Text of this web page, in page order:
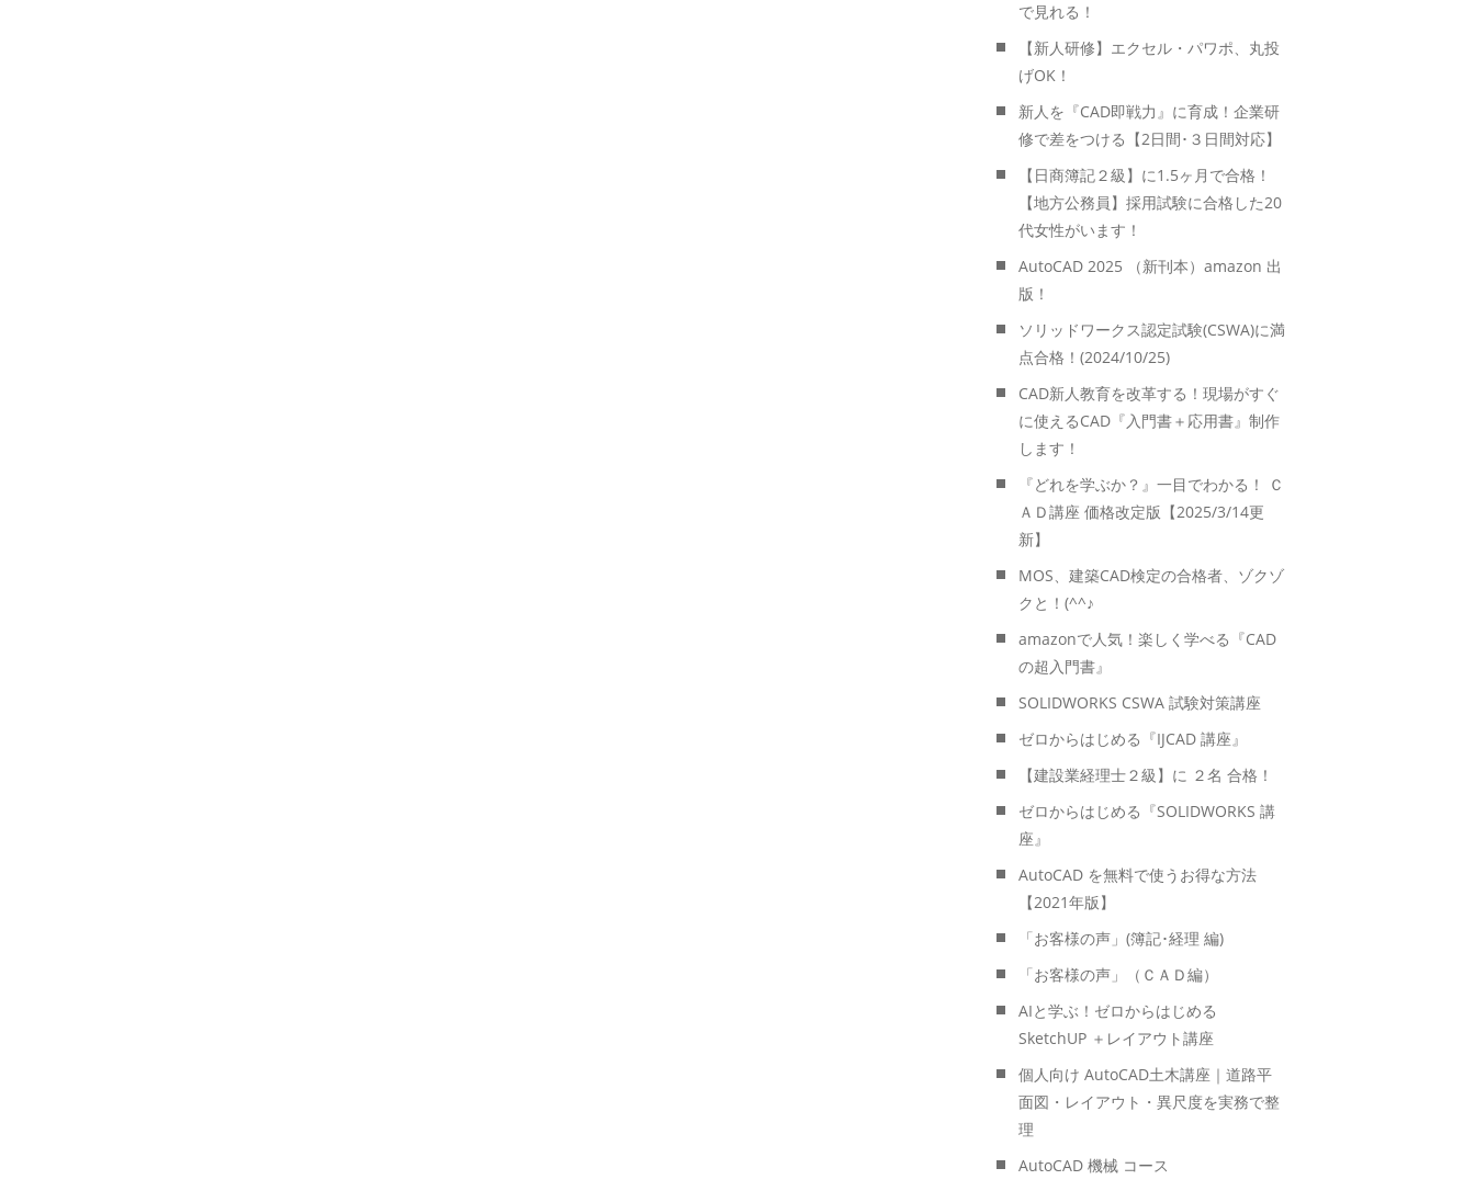
で見れる！
【新人研修】エクセル・パワポ、丸投
げOK！
新人を『CAD即戦力』に育成！企業研
修で差をつける【2日間･３日間対応】
【日商簿記２級】に1.5ヶ月で合格！
【地方公務員】採用試験に合格した20
代女性がいます！
AutoCAD 2025 （新刊本）amazon 出
版！
ソリッドワークス認定試験(CSWA)に満
点合格！(2024/10/25)
CAD新人教育を改革する！現場がすぐ
に使えるCAD『入門書＋応用書』制作
します！
『どれを学ぶか？』一目でわかる！ Ｃ
ＡＤ講座 価格改定版【2025/3/14更
新】
MOS、建築CAD検定の合格者、ゾクゾ
クと！(^^♪
amazonで人気！楽しく学べる『CAD
の超入門書』
SOLIDWORKS CSWA 試験対策講座
ゼロからはじめる『IJCAD 講座』
【建設業経理士２級】に ２名 合格！
ゼロからはじめる『SOLIDWORKS 講
座』
AutoCAD を無料で使うお得な方法
【2021年版】
「お客様の声」(簿記･経理 編)
「お客様の声」（ＣＡＤ編）
AIと学ぶ！ゼロからはじめる
SketchUP ＋レイアウト講座
個人向け AutoCAD土木講座｜道路平
面図・レイアウト・異尺度を実務で整
理
AutoCAD 機械 コース